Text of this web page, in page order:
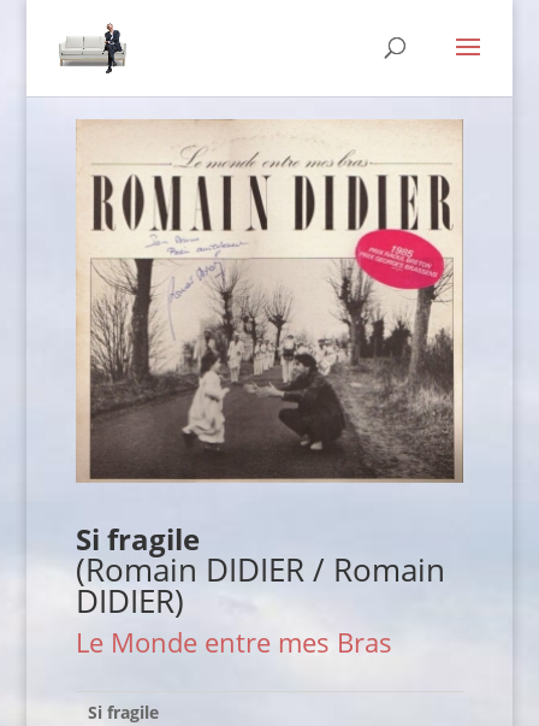
Si fragile
(Romain DIDIER / Romain
DIDIER)
Le Monde entre mes Bras
Si fragile